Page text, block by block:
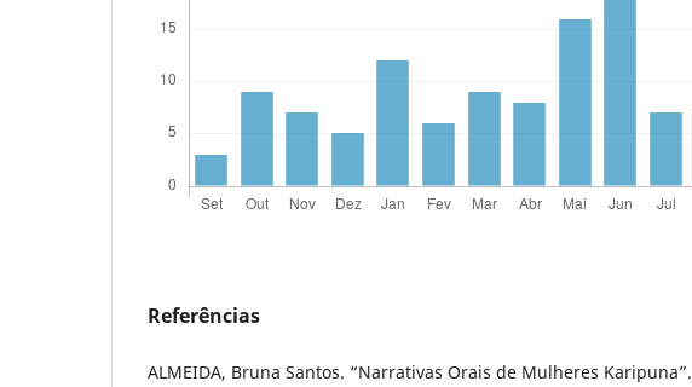
Referências
ALMEIDA, Bruna Santos. “Narrativas Orais de Mulheres Karipuna”.